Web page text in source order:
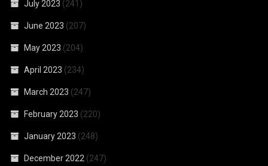
July 2023 (241)
June 2023 (207)
May 2023 (204)
April 2023 (234)
March 2023 (247)
February 2023 (220)
January 2023 (248)
December 2022 (247)